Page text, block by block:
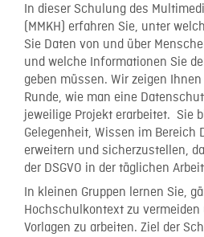
In dieser Schulung des
(MMKH) erfahren Sie, unter
Sie Daten von und über
und welche Informationen Sie
geben müssen. Wir zeigen
Runde, wie man eine
jeweilige Projekt erarbeitet. Sie
Gelegenheit, Wissen im Bereich
erweitern und sicherzustellen,
der DSGVO in der täglichen
In kleinen Gruppen lernen Sie,
Hochschulkontext zu
Vorlagen zu arbeiten. Ziel der